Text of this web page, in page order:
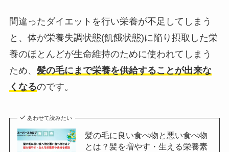
間違ったダイエットを行い栄養が不足してしまう
と、体が栄養失調状態(飢餓状態)に陥り摂取した栄
養のほとんどが生命維持のために使われてしまう
ため、 髪の毛にまで栄養を供給することが出来な
くなるのです。
あわせて読みたい
髪の毛に良い食べ物と悪い食べ物
とは？髪を増やす・生える栄養素